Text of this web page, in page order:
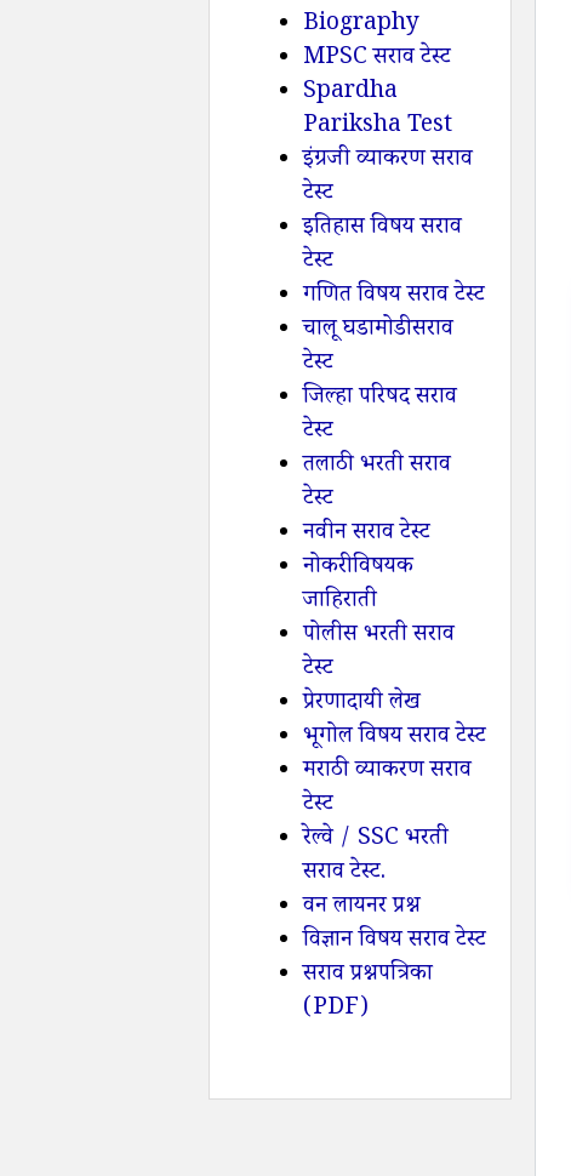
Biography
MPSC सराव टेस्ट
Spardha
Pariksha Test
इंग्रजी व्याकरण सराव
टेस्ट
इतिहास विषय सराव
टेस्ट
गणित विषय सराव टेस्ट
चालू घडामोडी सराव
टेस्ट
जिल्हा परिषद सराव
टेस्ट
तलाठी भरती सराव
टेस्ट
नवीन सराव टेस्ट
नोकरी विषयक
जाहिराती
पोलीस भरती सराव
टेस्ट
प्रेरणादायी लेख
भूगोल विषय सराव टेस्ट
मराठी व्याकरण सराव
टेस्ट
रेल्वे / SSC भरती
सराव टेस्ट.
वन लायनर प्रश्न
विज्ञान विषय सराव टेस्ट
सराव प्रश्नपत्रिका
(PDF)